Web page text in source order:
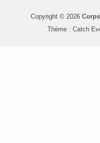
Copyright © 2026
Thème : Catch